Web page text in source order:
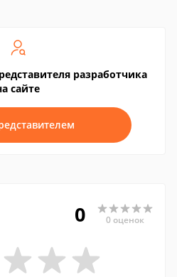
разработчика
сайте
0 0 оценок